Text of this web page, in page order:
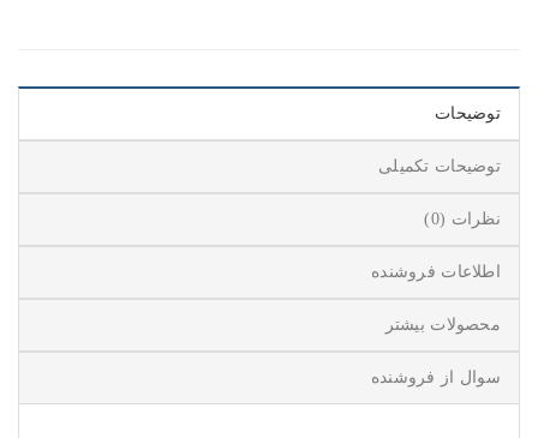
توضیحات
توضیحات تکمیلی
نظرات (0)
اطلاعات فروشنده
محصولات بیشتر
سوال از فروشنده